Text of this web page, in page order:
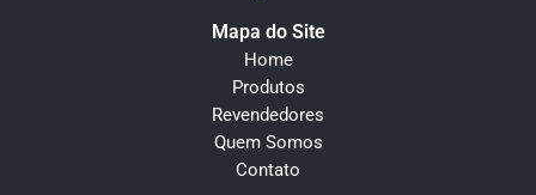
Mapa do Site
Home
Produtos
Revendedores
Quem Somos
Contato